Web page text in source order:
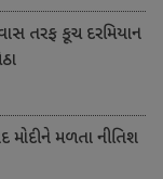
તરફ કૂચ દરમિયાન
મોદીને મળતા નીતિશ